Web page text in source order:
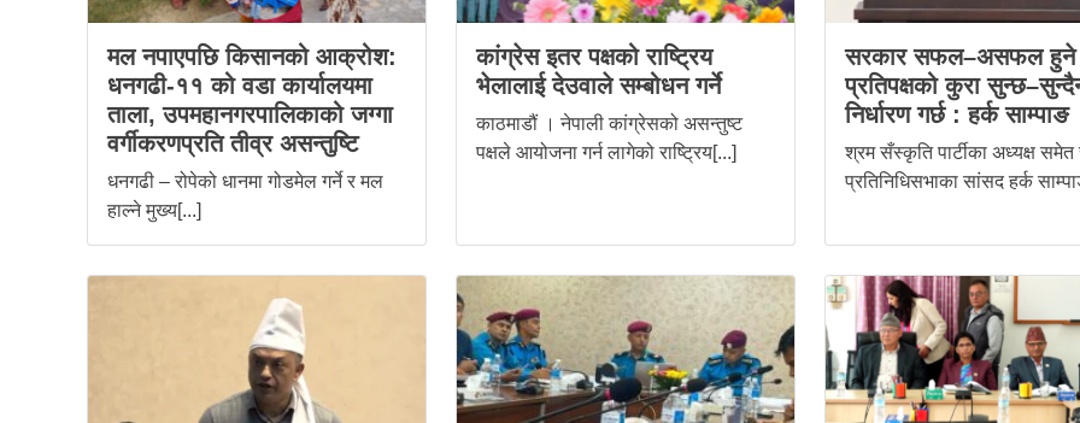
मल नपाएपछि किसानको आक्रोश:
धनगढी-११ को वडा कार्यालयमा
ताला, उपमहानगरपालिकाको जग्गा
वर्गीकरणप्रति तीव्र असन्तुष्टि
धनगढी – रोपेको धानमा गोडमेल गर्ने र मल
हाल्ने मुख्य[...]
कांग्रेस इतर पक्षको राष्ट्रिय
भेलालाई देउवाले सम्बोधन गर्ने
काठमाडौं । नेपाली कांग्रेसको असन्तुष्ट
पक्षले आयोजना गर्न लागेको राष्ट्रिय[...]
सरकार सफल–असफल हुने
प्रतिपक्षको कुरा
निर्धारण गर्छ : हर्क साम्पाङ
श्रम सँस्कृति पार्टीका अध्यक्ष समेत
प्रतिनिधिसभाका सांसद हर्क